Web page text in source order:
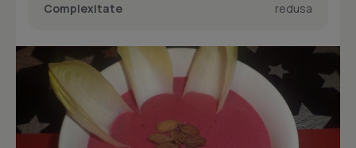
Complexitate
redusa